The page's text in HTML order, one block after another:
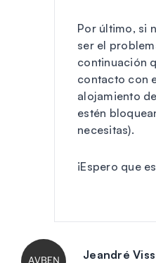
Por último, si
ser el
continuación
contacto con
alojamiento
estén
necesitas).
¡Espero que
Jeandré